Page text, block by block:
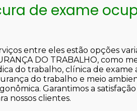
de exame
entre eles estão opções
DO TRABALHO, como
do trabalho, clínica de
do trabalho e meio
Garantimos a
nossos clientes.